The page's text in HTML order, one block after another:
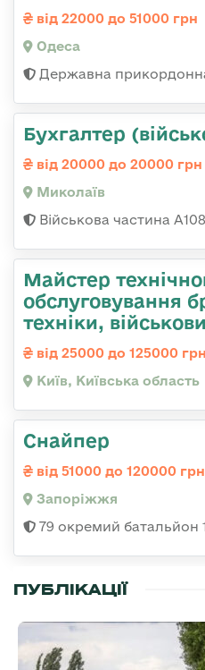
від 22000 до 51000 грн
Одеса
Державна
Бухгалтер
від 20000 до 20000 грн
Миколаїв
Військова частина
Майстер
обслуговування
техніки,
від 25000 до 125000 грн
Київ, Київська область
Снайпер
від 51000 до 120000 грн
Запоріжжя
79 окремий батальйон
ПУБЛІКАЦІЇ